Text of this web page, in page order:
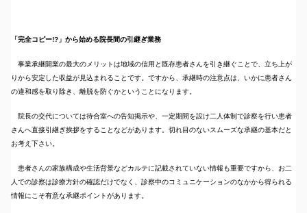
「完全コピー!?」から始める院長間の引継ぎ業務
事業承継開業の最大のメリットは地域の信用と既存患者さんを引き継ぐことで、立ち上が
りから安定した収益が見込まれることです。ですから、承継時の注意点は、いかに患者さん
の違和感を取り除き、離脱を防ぐかということになります。
院長の交代については待合室への告知掲示や、一定期間を設け二人体制で診察を行い患者
さんへ直接引継ぎ挨拶をすることなどがあります。切れ目のないスムーズな承継の基本だと
お考え下さい。
患者さんの家族構成や生活背景などカルテに記載されていない情報も重要ですから、お二
人での診察は診療方針の確認だけでなく、診察中のコミュニケーションのなかから得られる
情報にこそ有意な承継ポイントがあります。